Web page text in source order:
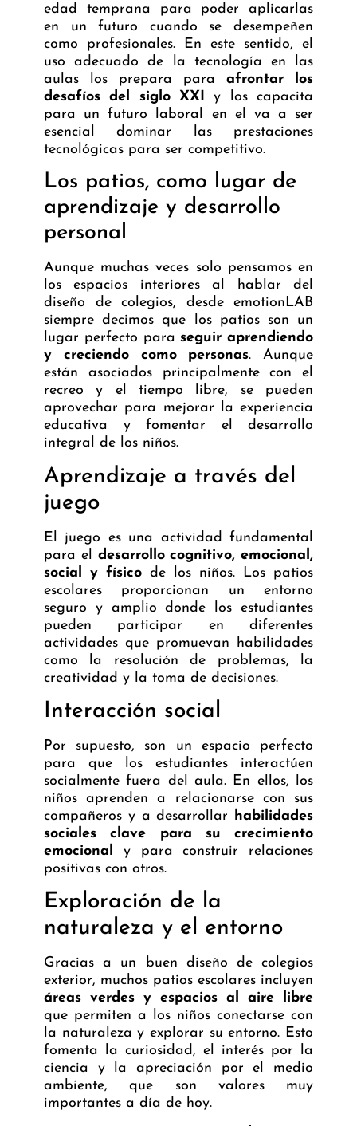
edad temprana para poder aplicarlas
en un futuro cuando se desempeñen
como profesionales. En este sentido, el
uso adecuado de la tecnología en las
aulas los prepara para afrontar los
desafíos del siglo XXI
y los capacita
para un futuro laboral en el va a ser
esencial dominar las prestaciones
tecnológicas para ser competitivo.
Los patios, como lugar de
aprendizaje y desarrollo
personal
Aunque muchas veces solo pensamos en
los espacios interiores al hablar del
diseño de colegios, desde emotionLAB
siempre decimos que los patios son un
lugar perfecto paraseguir aprendiendo
y creciendo como personas. Aunque
están asociados principalmente con el
recreo y el tiempo libre, se pueden
aprovechar para mejorar la experiencia
educativa y fomentar el desarrollo
integral de los niños.
Aprendizaje a través del
juego
El juego es una actividad fundamental
para el desarrollo cognitivo, emocional,
social y físico de los niños. Los patios
escolares proporcionan un entorno
seguro y amplio donde los estudiantes
pueden participar en diferentes
actividades que promuevan habilidades
como la resolución de problemas, la
creatividad y la toma de decisiones.
Interacción social
Por supuesto, son un espacio perfecto
para que los estudiantes interactúen
socialmente fuera del aula. En ellos, los
niños aprenden a relacionarse con sus
compañeros y a desarrollar habilidades
sociales clave para su crecimiento
emocional y para construir relaciones
positivas con otros.
Exploración de la
naturaleza y el entorno
Gracias a un buen diseño de colegios
exterior, muchos patios escolares incluyen
áreas verdes y espacios al aire libre
que permiten a los niños conectarse con
la naturaleza y explorar su entorno. Esto
fomenta la curiosidad, el interés por la
ciencia y la apreciación por el medio
ambiente, que son valores muy
importantes a día de hoy.